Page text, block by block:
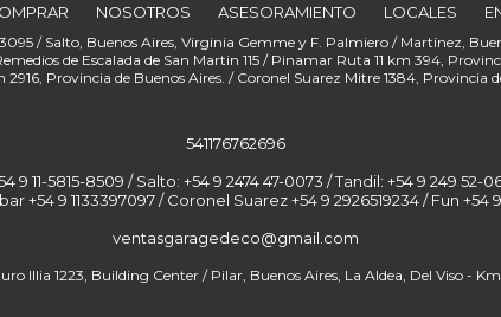
NOSOTROS ASESORAMIENTO LOCALES
541176762696
11-5815-8509 / Salto: +54 9 2474 47-0073 / Tandil: +54 9 249 52-
+54 9 1133397097 / Coronel Suarez +54 9 2926519234 / Fun
ventasgaragedeco@gmail.com